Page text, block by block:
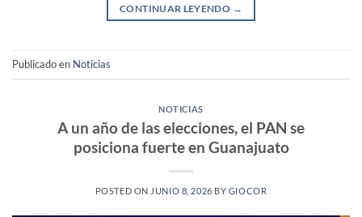
CONTINUAR LEYENDO →
Publicado en Noticias
NOTICIAS
A un año de las elecciones, el PAN se
posiciona fuerte en Guanajuato
POSTED ON JUNIO 8, 2026 BY GIOCOR